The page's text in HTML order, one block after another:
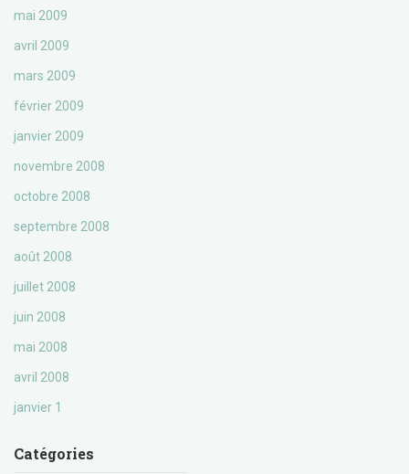
mai 2009
avril 2009
mars 2009
février 2009
janvier 2009
novembre 2008
octobre 2008
septembre 2008
août 2008
juillet 2008
juin 2008
mai 2008
avril 2008
janvier 1
Catégories